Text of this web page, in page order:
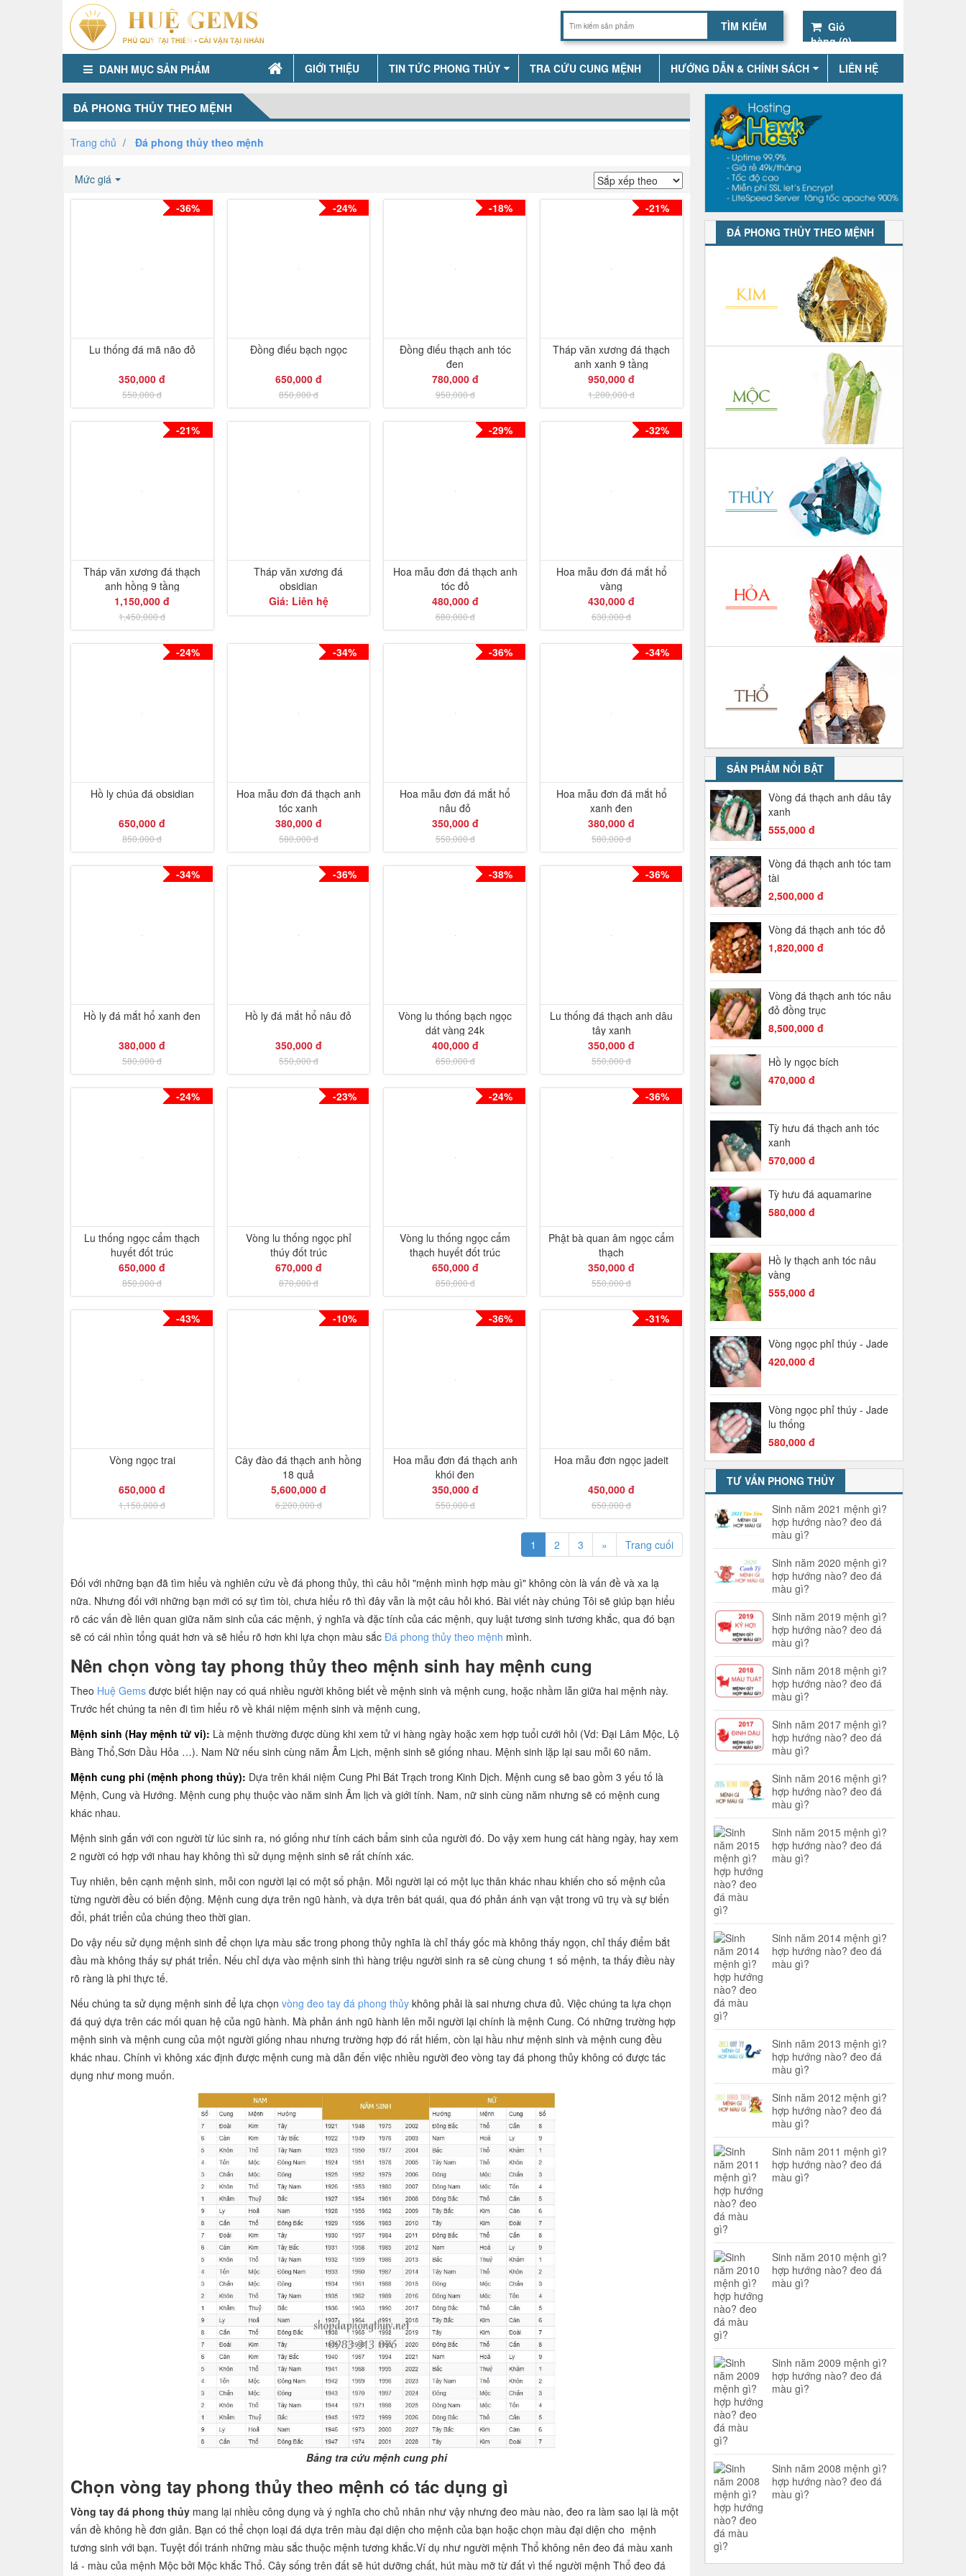
Giỏ
hàng (0)
DANH MỤC SẢN PHẨM
GIỚI THIỆU TIN TỨC PHONG THỦY TRA CỨU CUNG MỆNH HƯỚNG DẪN & CHÍNH SÁCH LIÊN HỆ
ĐÁ PHONG THỦY THEO MỆNH
Trang chủ Đá phong thủy theo mệnh
Mức giá
-36%
Lu thống đá mã não đỏ
350,000 đ
550,000 đ
-24%
Đồng điếu bạch ngọc
650,000 đ
850,000 đ
-18%
Đồng điếu thạch anh tóc
đen
780,000 đ
950,000 đ
-21%
Tháp văn xương đá thạch
anh xanh 9 tầng
950,000 đ
1,200,000 đ
-21%
Tháp văn xương đá thạch
anh hồng 9 tầng
1,150,000 đ
1,450,000 đ
Tháp văn xương đá
obsidian
Giá: Liên hệ
-29%
Hoa mẫu đơn đá thạch anh
tóc đỏ
480,000 đ
680,000 đ
-32%
Hoa mẫu đơn đá mắt hổ
vàng
430,000 đ
630,000 đ
-24%
Hồ ly chúa đá obsidian
650,000 đ
850,000 đ
-34%
Hoa mẫu đơn đá thạch anh
tóc xanh
380,000 đ
580,000 đ
-36%
Hoa mẫu đơn đá mắt hổ
nâu đỏ
350,000 đ
550,000 đ
-34%
Hoa mẫu đơn đá mắt hổ
xanh đen
380,000 đ
580,000 đ
-34%
Hồ ly đá mắt hổ xanh đen
380,000 đ
580,000 đ
-36%
Hồ ly đá mắt hổ nâu đỏ
350,000 đ
550,000 đ
-38%
Vòng lu thống bạch ngọc
dát vàng 24k
400,000 đ
650,000 đ
-36%
Lu thống đá thạch anh dâu
tây xanh
350,000 đ
550,000 đ
-24%
Lu thống ngọc cẩm thạch
huyết đốt trúc
650,000 đ
850,000 đ
-23%
Vòng lu thống ngọc phỉ
thúy đốt trúc
670,000 đ
870,000 đ
-24%
Vòng lu thống ngọc cẩm
thạch huyết đốt trúc
650,000 đ
850,000 đ
-36%
Phật bà quan âm ngọc cẩm
thạch
350,000 đ
550,000 đ
-43%
Vòng ngọc trai
650,000 đ
1,150,000 đ
-10%
Cây đào đá thạch anh hồng
18 quả
5,600,000 đ
6,200,000 đ
-36%
Hoa mẫu đơn đá thạch anh
khói đen
350,000 đ
550,000 đ
-31%
Hoa mẫu đơn ngọc jadeit
450,000 đ
650,000 đ
1 2 3 » Trang cuối
Đối với những bạn đã tìm hiểu và nghiên cứu về đá phong thủy, thì câu hỏi "mệnh mình hợp màu gì" không còn là vấn đề và xa lạ
nữa. Nhưng đối với những bạn mới có sự tìm tòi, chưa hiểu rõ thì đây vẫn là một câu hỏi khó. Bài viết này chúng Tôi sẽ giúp bạn hiểu
rõ các vấn đề liên quan giữa năm sinh của các mệnh, ý nghĩa và đặc tính của các mệnh, quy luật tương sinh tương khắc, qua đó bạn
sẽ có cái nhìn tổng quát hơn và sẽ hiểu rõ hơn khi lựa chọn màu sắc Đá phong thủy theo mệnh mình.
Nên chọn vòng tay phong thủy theo mệnh sinh hay mệnh cung
Theo Huệ Gems được biết hiện nay có quá nhiều người không biết về mệnh sinh và mệnh cung, hoặc nhầm lẫn giữa hai mệnh này.
Trước hết chúng ta nên đi tìm hiểu rõ về khái niệm mệnh sinh và mệnh cung,
Mệnh sinh (Hay mệnh tử vi): Là mệnh thường được dùng khi xem tử vi hàng ngày hoặc xem hợp tuổi cưới hỏi (Vd: Đại Lâm Mộc, Lộ
Bàng Thổ,Sơn Dầu Hỏa …). Nam Nữ nếu sinh cùng năm Âm Lịch, mệnh sinh sẽ giống nhau. Mệnh sinh lặp lại sau mỗi 60 năm.
Mệnh cung phi (mệnh phong thủy): Dựa trên khái niệm Cung Phi Bát Trạch trong Kinh Dịch. Mệnh cung sẽ bao gồm 3 yếu tố là
Mệnh, Cung và Hướng. Mệnh cung phụ thuộc vào năm sinh Âm lịch và giới tính. Nam, nữ sinh cùng năm nhưng sẽ có mệnh cung
khác nhau.
Mệnh sinh gắn với con người từ lúc sinh ra, nó giống như tính cách bẩm sinh của người đó. Do vậy xem hung cát hàng ngày, hay xem
2 người có hợp với nhau hay không thì sử dụng mệnh sinh sẽ rất chính xác.
Tuy nhiên, bên cạnh mệnh sinh, mỗi con người lại có một số phận. Mỗi người lại có một lục thân khác nhau khiến cho số mệnh của
từng người đều có biến động. Mệnh cung dựa trên ngũ hành, và dựa trên bát quái, qua đó phản ánh vạn vật trong vũ trụ và sự biến
đổi, phát triển của chúng theo thời gian.
Do vậy nếu sử dụng mệnh sinh để chọn lựa màu sắc trong phong thủy nghĩa là chỉ thấy gốc mà không thấy ngọn, chỉ thấy điểm bắt
đầu mà không thấy sự phát triển. Nếu chỉ dựa vào mệnh sinh thì hàng triệu người sinh ra sẽ cùng chung 1 số mệnh, ta thấy điều này
rõ ràng là phi thực tế.
Nếu chúng ta sử dụng mệnh sinh để lựa chọn vòng đeo tay đá phong thủy không phải là sai nhưng chưa đủ. Việc chúng ta lựa chọn
đá quý dựa trên các mối quan hệ của ngũ hành. Mà phản ánh ngũ hành lên mỗi người lại chính là mệnh Cung. Có những trường hợp
mệnh sinh và mệnh cung của một người giống nhau nhưng trường hợp đó rất hiếm, còn lại hầu như mệnh sinh và mệnh cung đều
khác nhau. Chính vì không xác định được mệnh cung mà dẫn đến việc nhiều người đeo vòng tay đá phong thủy không có được tác
dụng như mong muốn.
Bảng tra cứu mệnh cung phi
Chọn vòng tay phong thủy theo mệnh có tác dụng gì
Vòng tay đá phong thủy mang lại nhiều công dụng và ý nghĩa cho chủ nhân như vậy nhưng đeo màu nào, đeo ra làm sao lại là một
vấn đề không hề đơn giản. Bạn có thể chọn loại đá dựa trên màu đại diện cho mệnh của bạn hoặc chọn màu đại diện cho mệnh
tương sinh với bạn. Tuyệt đối tránh những màu sắc thuộc mệnh tương khắc.Ví dụ như người mệnh Thổ không nên đeo đá màu xanh
lá - màu của mệnh Mộc bởi Mộc khắc Thổ. Cây sống trên đất sẽ hút dưỡng chất, hút màu mỡ từ đất vì thế người mệnh Thổ đeo đá
ĐÁ PHONG THỦY THEO MỆNH
SẢN PHẨM NỔI BẬT
Vòng đá thạch anh dâu tây
xanh
555,000 đ
Vòng đá thạch anh tóc tam
tài
2,500,000 đ
Vòng đá thạch anh tóc đỏ
1,820,000 đ
Vòng đá thạch anh tóc nâu
đỏ đồng trục
8,500,000 đ
Hồ ly ngọc bích
470,000 đ
Tỳ hưu đá thạch anh tóc
xanh
570,000 đ
Tỳ hưu đá aquamarine
580,000 đ
Hồ ly thạch anh tóc nâu
vàng
555,000 đ
Vòng ngọc phỉ thúy - Jade
420,000 đ
Vòng ngọc phỉ thúy - Jade
lu thống
580,000 đ
TƯ VẤN PHONG THỦY
Sinh năm 2021 mệnh gì?
hợp hướng nào? đeo đá
màu gì?
Sinh năm 2020 mệnh gì?
hợp hướng nào? đeo đá
màu gì?
Sinh năm 2019 mệnh gì?
hợp hướng nào? đeo đá
màu gì?
Sinh năm 2018 mệnh gì?
hợp hướng nào? đeo đá
màu gì?
Sinh năm 2017 mệnh gì?
hợp hướng nào? đeo đá
màu gì?
Sinh năm 2016 mệnh gì?
hợp hướng nào? đeo đá
màu gì?
Sinh năm 2015 mệnh gì?
hợp hướng nào? đeo đá
màu gì?
Sinh năm 2014 mệnh gì?
hợp hướng nào? đeo đá
màu gì?
Sinh năm 2013 mệnh gì?
hợp hướng nào? đeo đá
màu gì?
Sinh năm 2012 mệnh gì?
hợp hướng nào? đeo đá
màu gì?
Sinh năm 2011 mệnh gì?
hợp hướng nào? đeo đá
màu gì?
Sinh năm 2010 mệnh gì?
hợp hướng nào? đeo đá
màu gì?
Sinh năm 2009 mệnh gì?
hợp hướng nào? đeo đá
màu gì?
Sinh năm 2008 mệnh gì?
hợp hướng nào? đeo đá
màu gì?